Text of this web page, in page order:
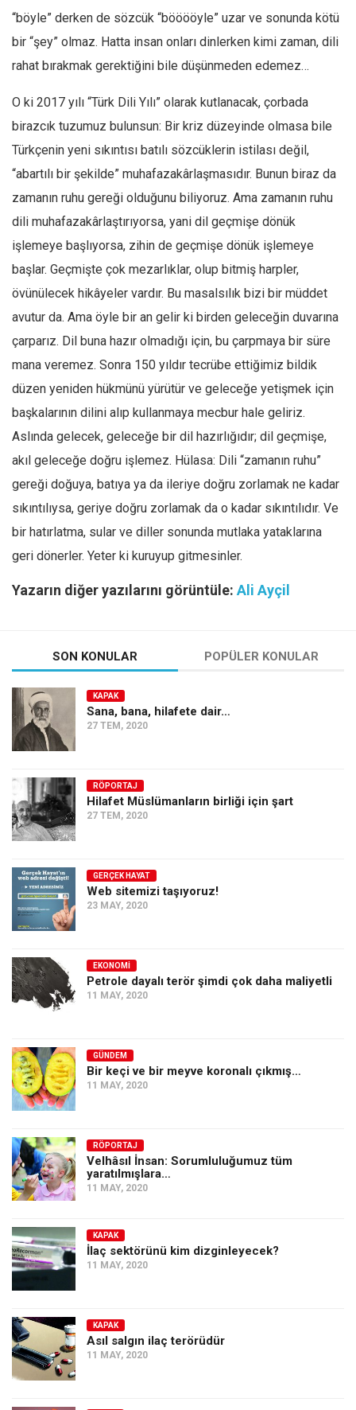
“böyle” derken de sözcük “bööööyle” uzar ve sonunda kötü
bir “şey” olmaz. Hatta insan onları dinlerken kimi zaman, dili
rahat bırakmak gerektiğini bile düşünmeden edemez…
O ki 2017 yılı “Türk Dili Yılı” olarak kutlanacak, çorbada
birazcık tuzumuz bulunsun: Bir kriz düzeyinde olmasa bile
Türkçenin yeni sıkıntısı batılı sözcüklerin istilası değil,
“abartılı bir şekilde” muhafazakârlaşmasıdır. Bunun biraz da
zamanın ruhu gereği olduğunu biliyoruz. Ama zamanın ruhu
dili muhafazakârlaştırıyorsa, yani dil geçmişe dönük
işlemeye başlıyorsa, zihin de geçmişe dönük işlemeye
başlar. Geçmişte çok mezarlıklar, olup bitmiş harpler,
övünülecek hikâyeler vardır. Bu masalsılık bizi bir müddet
avutur da. Ama öyle bir an gelir ki birden geleceğin duvarına
çarparız. Dil buna hazır olmadığı için, bu çarpmaya bir süre
mana veremez. Sonra 150 yıldır tecrübe ettiğimiz bildik
düzen yeniden hükmünü yürütür ve geleceğe yetişmek için
başkalarının dilini alıp kullanmaya mecbur hale geliriz.
Aslında gelecek, geleceğe bir dil hazırlığıdır; dil geçmişe,
akıl geleceğe doğru işlemez. Hülasa: Dili “zamanın ruhu”
gereği doğuya, batıya ya da ileriye doğru zorlamak ne kadar
sıkıntılıysa, geriye doğru zorlamak da o kadar sıkıntılıdır. Ve
bir hatırlatma, sular ve diller sonunda mutlaka yataklarına
geri dönerler. Yeter ki kuruyup gitmesinler.
Yazarın diğer yazılarını görüntüle: Ali Ayçil
SON KONULAR POPÜLER KONULAR
KAPAK
Sana, bana, hilafete dair…
27 TEM, 2020
RÖPORTAJ
Hilafet Müslümanların birliği için şart
27 TEM, 2020
GERÇEK HAYAT
Web sitemizi taşıyoruz!
23 MAY, 2020
EKONOMI
Petrole dayalı terör şimdi çok daha maliyetli
11 MAY, 2020
GÜNDEM
Bir keçi ve bir meyve koronalı çıkmış…
11 MAY, 2020
RÖPORTAJ
Velhâsıl İnsan: Sorumluluğumuz tüm
yaratılmışlara…
11 MAY, 2020
KAPAK
İlaç sektörünü kim dizginleyecek?
11 MAY, 2020
KAPAK
Asıl salgın ilaç terörüdür
11 MAY, 2020